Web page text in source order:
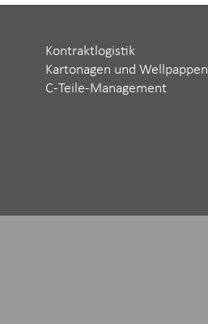
Kontraktlogistik
Kartonagen und Wellpappen
C-Teile-Management